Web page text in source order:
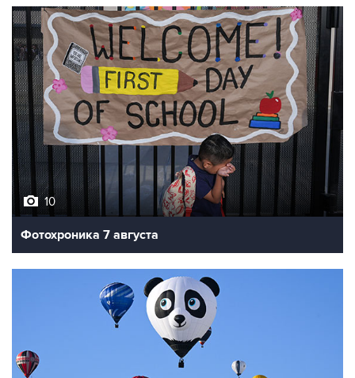
10
Фотохроника 7 августа